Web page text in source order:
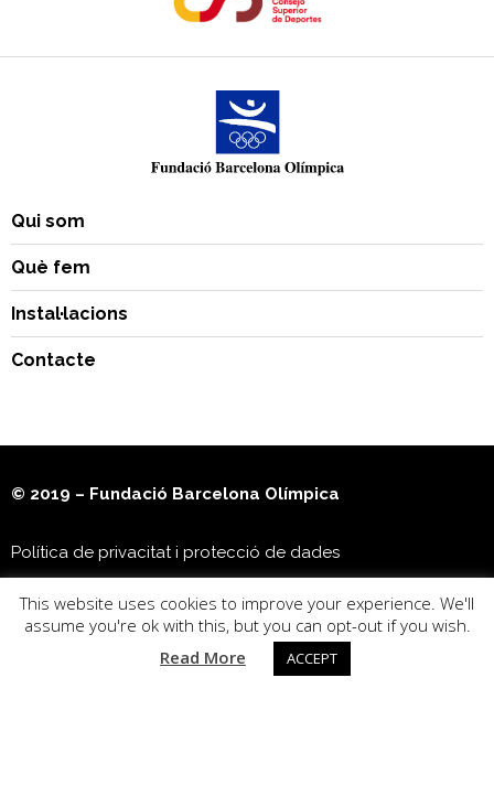
Qui som
Què fem
Instal·lacions
Contacte
© 2019 – Fundació Barcelona Olímpica
Política de privacitat i protecció de dades
Museu Olímpic i de l’Esport Joan Antoni Samaranch
This website uses cookies to improve your experience. We'll
assume you're ok with this, but you can opt-out if you wish.
Read More
ACCEPT